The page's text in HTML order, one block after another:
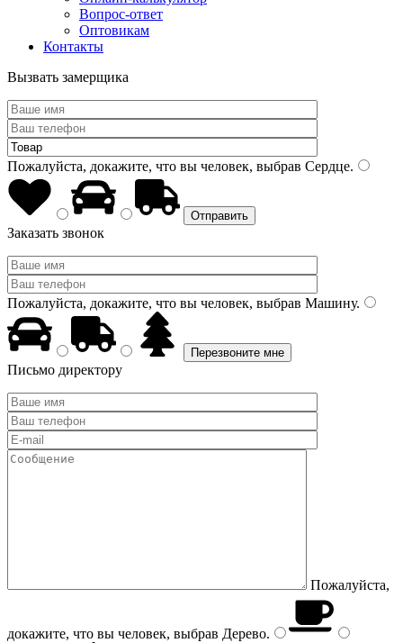
Вопрос-ответ
Оптовикам
Контакты
Вызвать замерщика
Пожалуйста, докажите, что вы человек, выбрав Сердце.
Заказать звонок
Пожалуйста, докажите, что вы человек, выбрав Машину.
Письмо директору
Пожалуйста,
докажите, что вы человек, выбрав Дерево.